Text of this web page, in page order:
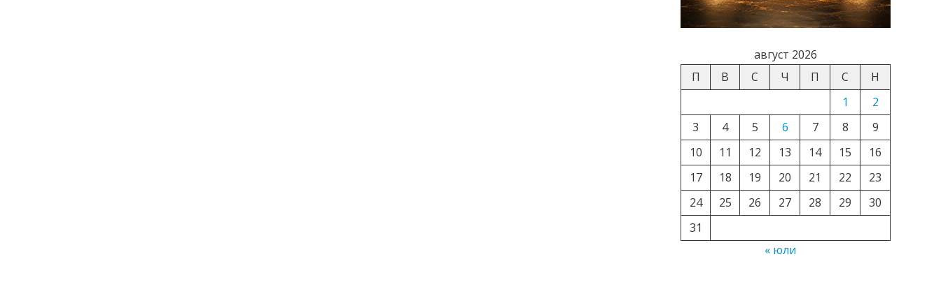
август 2026
П
В С Ч П С
Н
1
2
3
4 5 6 7 8
9
10
11 12 13 14 15
16
17
18 19 20 21 22
23
24
25 26 27 28 29
30
31
« юли